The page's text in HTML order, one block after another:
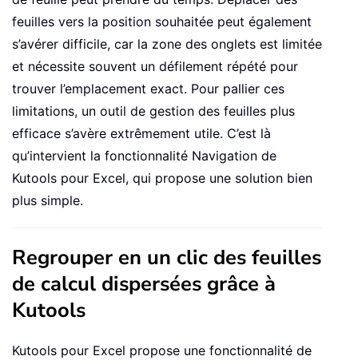
feuilles vers la position souhaitée peut également
s’avérer difficile, car la zone des onglets est limitée
et nécessite souvent un défilement répété pour
trouver l’emplacement exact. Pour pallier ces
limitations, un outil de gestion des feuilles plus
efficace s’avère extrêmement utile. C’est là
qu’intervient la fonctionnalité Navigation de
Kutools pour Excel, qui propose une solution bien
plus simple.
Regrouper en un clic des feuilles
de calcul dispersées grâce à
Kutools
Kutools pour Excel propose une fonctionnalité de